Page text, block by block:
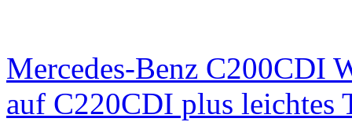
Mercedes-Benz C200CDI
auf C220CDI plus